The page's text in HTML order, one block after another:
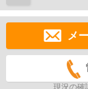
メ
現況の確